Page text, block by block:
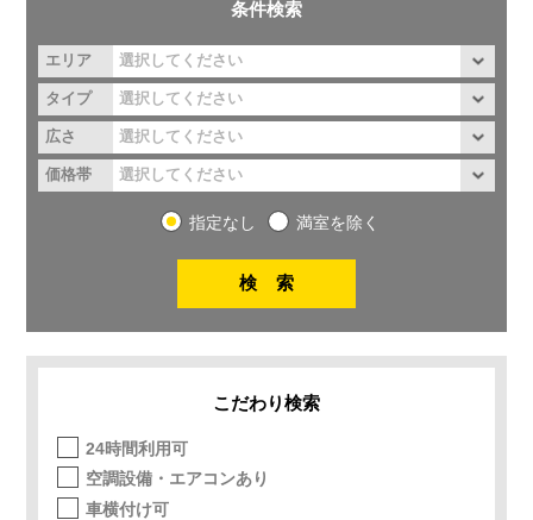
条件検索
エリア
タイプ
広さ
価格帯
指定なし 満室を除く
こだわり検索
24時間利用可
空調設備・エアコンあり
車横付け可